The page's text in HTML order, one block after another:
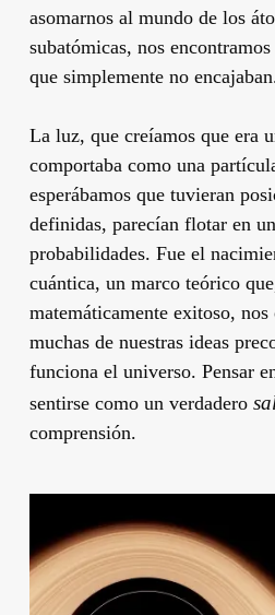
asomarnos al mundo de los
subatómicas, nos
que simplemente no
La luz, que creíamos que era
comportaba como una
esperábamos que tuvieran
definidas, parecían flotar en
probabilidades. Fue el
cuántica, un marco teórico
matemáticamente exitoso,
muchas de nuestras ideas
funciona el universo. Pensar
sentirse como un verdadero
comprensión.